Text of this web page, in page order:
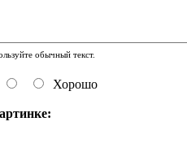
обычный текст.
Хорошо